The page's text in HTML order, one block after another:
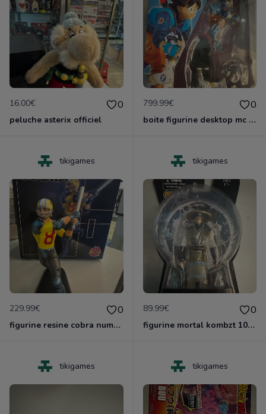
16.00€ 0
peluche asterix officiel
799.99€ 0
boite figurine desktop mc coy dragonball z sangoku edition z neuf
tikigames
229.99€ 0
figurine resine cobra numerote neuve de karidma toys
tikigames
89.99€ 0
figurine mortal kombzt 10 neuf blister
tikigames tikigames